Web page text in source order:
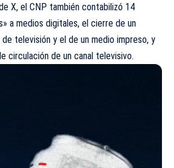
X, el CNP también contabilizó 14
a medios digitales, el cierre de un
de televisión y el de un medio impreso, y
circulación de un canal televisivo.